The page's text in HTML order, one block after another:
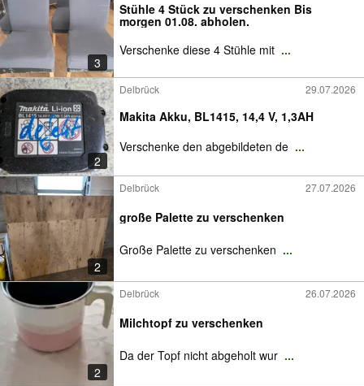
3
Stühle 4 Stück zu verschenken Bis
morgen 01.08. abholen.
Verschenke diese 4 Stühle mit ...
2
Delbrück 29.07.2026
Makita Akku, BL1415, 14,4 V, 1,3AH
Verschenke den abgebildeten de ...
2
Delbrück 27.07.2026
große Palette zu verschenken
Große Palette zu verschenken ...
2
Delbrück 26.07.2026
Milchtopf zu verschenken
Da der Topf nicht abgeholt wur ...